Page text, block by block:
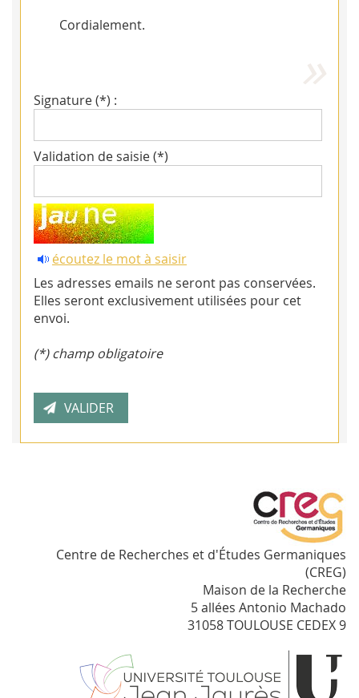
Cordialement.
Signature (*) :
Validation de saisie (*)
écoutez le mot à saisir
Les adresses emails ne seront pas conservées.
Elles seront exclusivement utilisées pour cet
envoi.
(*) champ obligatoire
Centre de Recherches et d'Études Germaniques
(CREG)
Maison de la Recherche
5 allées Antonio Machado
31058 TOULOUSE CEDEX 9